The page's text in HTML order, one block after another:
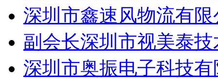
深圳市鑫速风物流有限
副会长深圳市视美泰
深圳市奥振电子科技